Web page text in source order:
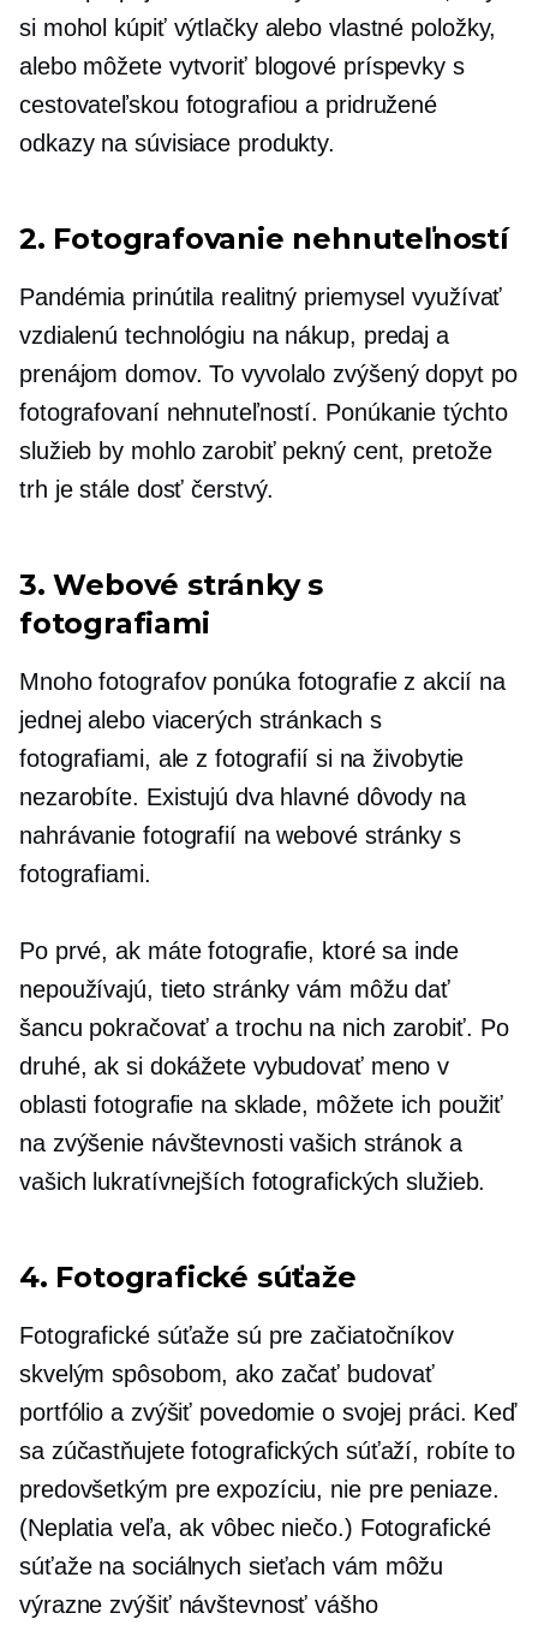
si mohol kúpiť výtlačky alebo vlastné položky,
alebo môžete vytvoriť blogové príspevky s
cestovateľskou fotografiou a pridružené
odkazy na súvisiace produkty.
2. Fotografovanie nehnuteľností
Pandémia prinútila realitný priemysel využívať
vzdialenú technológiu na nákup, predaj a
prenájom domov. To vyvolalo zvýšený dopyt po
fotografovaní nehnuteľností. Ponúkanie týchto
služieb by mohlo zarobiť pekný cent, pretože
trh je stále dosť čerstvý.
3. Webové stránky s
fotografiami
Mnoho fotografov ponúka fotografie z akcií na
jednej alebo viacerých stránkach s
fotografiami, ale z fotografií si na živobytie
nezarobíte. Existujú dva hlavné dôvody na
nahrávanie fotografií na webové stránky s
fotografiami.
Po prvé, ak máte fotografie, ktoré sa inde
nepoužívajú, tieto stránky vám môžu dať
šancu pokračovať a trochu na nich zarobiť. Po
druhé, ak si dokážete vybudovať meno v
oblasti fotografie na sklade, môžete ich použiť
na zvýšenie návštevnosti vašich stránok a
vašich lukratívnejších fotografických služieb.
4. Fotografické súťaže
Fotografické súťaže sú pre začiatočníkov
skvelým spôsobom, ako začať budovať
portfólio a zvýšiť povedomie o svojej práci. Keď
sa zúčastňujete fotografických súťaží, robíte to
predovšetkým pre expozíciu, nie pre peniaze.
(Neplatia veľa, ak vôbec niečo.) Fotografické
súťaže na sociálnych sieťach vám môžu
výrazne zvýšiť návštevnosť vášho